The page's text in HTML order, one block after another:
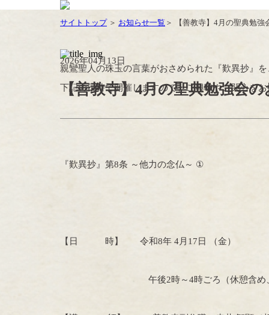
2026年04月13日
【善教寺】4月の聖典勉強会
サイトトップ＞ お知らせ一覧 ＞ 【善教寺】4月の聖典勉強
親鸞聖人の珠玉の言葉がおさめられた『歎異抄』
下記の日時で開催しますので、ご興味やご関心を
『歎異抄』第8条 ～他力の念仏～ ①
【日 時】 令和8年 4月 17 日 （金）
午後2時～4時ごろ（休憩含め